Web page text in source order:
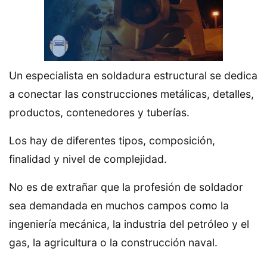
Un especialista en soldadura estructural se dedica
a conectar las construcciones metálicas, detalles,
productos, contenedores y tuberías.
Los hay de diferentes tipos, composición,
finalidad y nivel de complejidad.
No es de extrañar que la profesión de soldador
sea demandada en muchos campos como la
ingeniería mecánica, la industria del petróleo y el
gas, la agricultura o la construcción naval.